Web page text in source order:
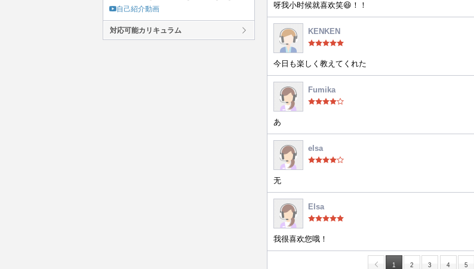
自己紹介動画
対応可能カリキュラム
呀我小时候就喜欢笑😆！！
KENKEN
今日も楽しく教えてくれた
Fumika
あ
elsa
无
Elsa
我很喜欢您哦！
1 2 3 4 5